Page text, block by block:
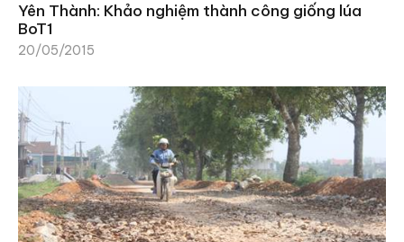
Yên Thành: Khảo nghiệm thành công giống lúa
BoT1
20/05/2015